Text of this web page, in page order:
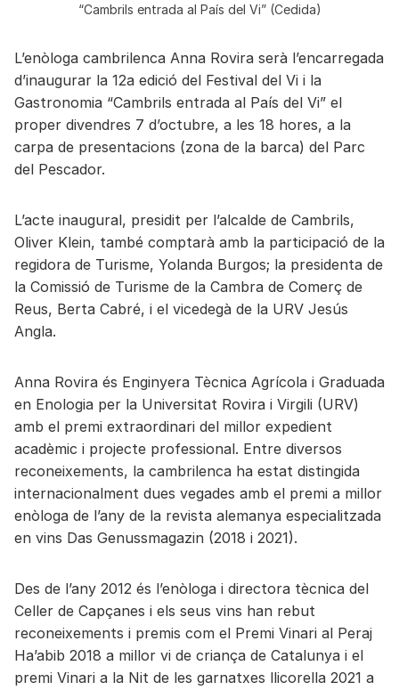
“Cambrils entrada al País del Vi” (Cedida)
L’enòloga cambrilenca Anna Rovira serà l’encarregada
d’inaugurar la 12a edició del Festival del Vi i la
Gastronomia “Cambrils entrada al País del Vi” el
proper divendres 7 d’octubre, a les 18 hores, a la
carpa de presentacions (zona de la barca) del Parc
del Pescador.
L’acte inaugural, presidit per l’alcalde de Cambrils,
Oliver Klein, també comptarà amb la participació de la
regidora de Turisme, Yolanda Burgos; la presidenta de
la Comissió de Turisme de la Cambra de Comerç de
Reus, Berta Cabré, i el vicedegà de la URV Jesús
Angla.
Anna Rovira és Enginyera Tècnica Agrícola i Graduada
en Enologia per la Universitat Rovira i Virgili (URV)
amb el premi extraordinari del millor expedient
acadèmic i projecte professional. Entre diversos
reconeixements, la cambrilenca ha estat distingida
internacionalment dues vegades amb el premi a millor
enòloga de l’any de la revista alemanya especialitzada
en vins Das Genussmagazin (2018 i 2021).
Des de l’any 2012 és l’enòloga i directora tècnica del
Celler de Capçanes i els seus vins han rebut
reconeixements i premis com el Premi Vinari al Peraj
Ha’abib 2018 a millor vi de criança de Catalunya i el
premi Vinari a la Nit de les garnatxes llicorella 2021 a